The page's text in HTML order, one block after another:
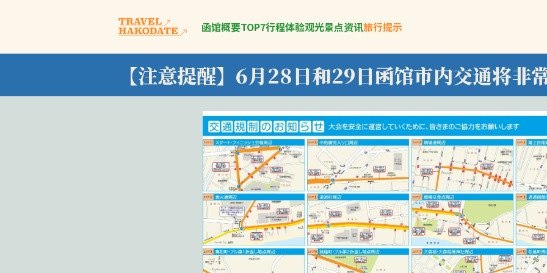
函馆概要TOP7行程体验观光景点资讯旅行提示
【注意提醒】6月28日和29日函馆市内交通将非